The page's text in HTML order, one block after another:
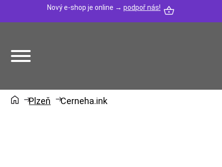
Nový e-shop je online → podpoř nás!
Plzeň Cerneha.ink